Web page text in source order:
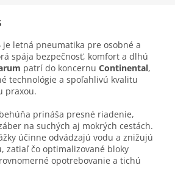
je letná pneumatika pre osobné a
spája bezpečnosť, komfort a dlhú
patrí do koncernu Continental,
technológie a spoľahlivú kvalitu
praxou.
prináša presné riadenie,
na suchých aj mokrých cestách.
účinne odvádzajú vodu a znižujú
zatiaľ čo optimalizované bloky
opotrebovanie a tichú